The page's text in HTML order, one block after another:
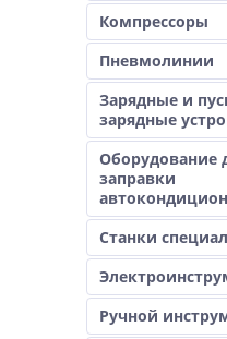
Компрессоры
Пневмолинии
Зарядные и
зарядные
Оборудование
заправки
Станки
Ручной